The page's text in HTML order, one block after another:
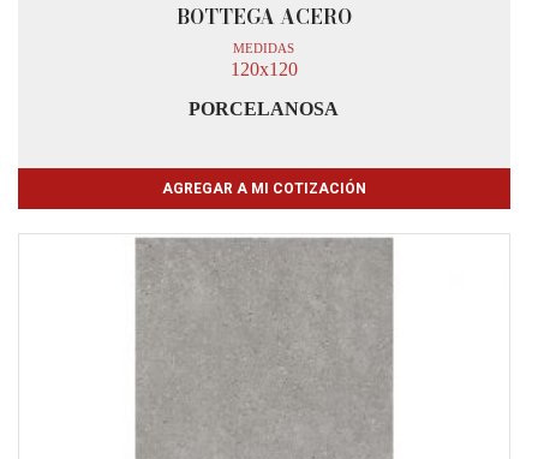
BOTTEGA ACERO
MEDIDAS
120x120
PORCELANOSA
AGREGAR A MI COTIZACIÓN